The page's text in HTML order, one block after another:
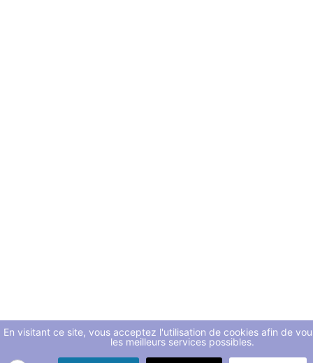
En visitant ce site, vous acceptez l'utilisation de cookies afin de
les meilleurs services possibles.